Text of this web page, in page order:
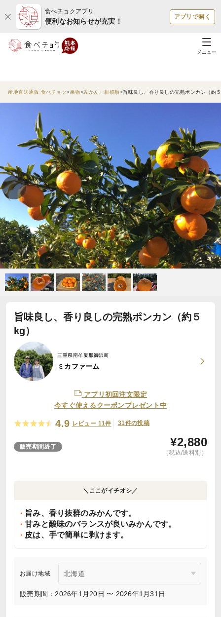
食べチョクアプリ
便利なお知らせが充実！
アプリで開く
メニュー
産地直送通販 食べチョク 果物 みかん・柑橘類 旨味良し、香り良しの完熟ポンカン（約
旨味良し、香り良しの完熟ポンカン（約５
kg）
三重県南牟婁郡御浜町
ミカファーム
アプリ初回注文限定
今すぐ使えるクーポンプレゼント中
4.9 レビュー 11件 31件の投稿
販売期間終了 ¥2,880
（税込/送料別）
＼ここがイチオシ／
旨み、香り抜群のみかんです。
甘みと酸味のバランスが良いみかんです。
皮は、手で簡単に剥けます。
お届け地域
販売期間：2026年1月20日 〜 2026年1月31日